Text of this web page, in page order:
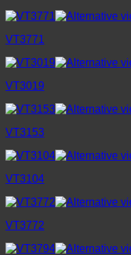
VT3771
VT3019
VT3153
VT3104
VT3772